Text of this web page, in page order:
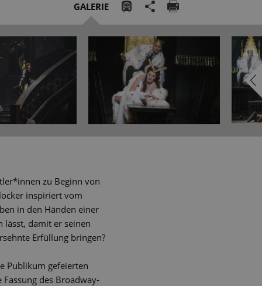
GALERIE
zu Beginn von
inspiriert vom
in den Händen einer
lässt, damit er seinen
Erfüllung bringen?
Publikum gefeierten
des Broadway-